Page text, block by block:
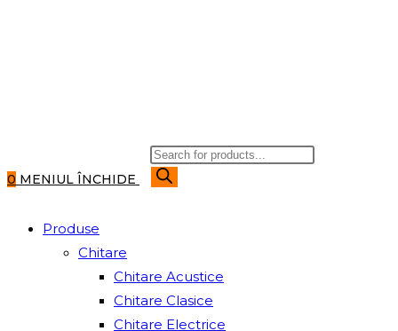
0 MENIUL ÎNCHIDE
Products
search
Produse
Chitare
Chitare Acustice
Chitare Clasice
Chitare Electrice